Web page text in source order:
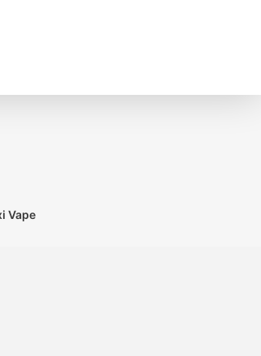
Vape